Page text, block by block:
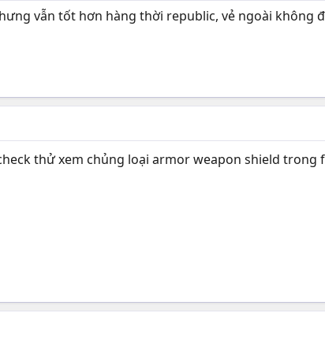
vẫn tốt hơn hàng thời republic, vẻ ngoài không
thử xem chủng loại armor weapon shield trong